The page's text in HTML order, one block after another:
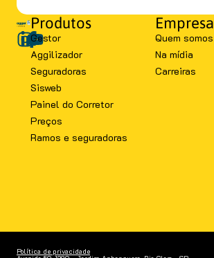
Produtos
Gestor
Aggilizador
Seguradoras
Sisweb
Painel do Corretor
Preços
Ramos e seguradoras
Empresa
Quem somos
Na mídia
Carreiras
Política de privacidade